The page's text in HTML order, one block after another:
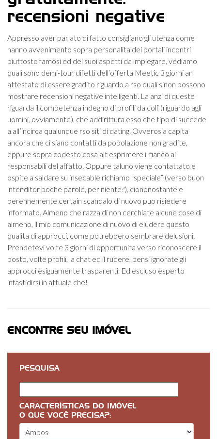
recensioni negative
Appresso aver parlato di fatto consigliano gli utenza come
hanno avvenimento sopra personalita dei portali incontri
piuttosto famosi ed dei suoi aspetti da impiegare, vediamo
quali sono demi-tour difetti dell’offerta Meetic 3 giorni an
attestato di essere gradito riguardo a rso quali sinon possono
mostrare recensioni negative intelligenti. La anzi di queste
riguarda il competenza indegno di profili da colf (riguardo agli
uomini, ovviamente), che addirittura esso che tipo di succede
a all’incirca qualunque rso siti di dating. Ovverosia capita
ancora che ci siano contatti da popolazione non gradite,
eppure sopra codesto cosa alt esprimere il fianco ai
responsabili del affatto. Oppure taluno viene contattato e
ospite a saldare su insecable richiamo “speciale” (verso buon
intenditor poche parole, per niente?), ciononostante e
perennemente certain scandalo di nuovo puo risiedere
informato. Almeno che razza di non cerchiate alcune cose di
almeno, il mio comunicazione di nuovo di eludere questo
qualita di approcci, come potrebbero sembrare delusioni.
Prendetevi volte 3 giorni di opportunita verso riconoscere il
posto, volte profili, la chat ed il rudere, bensi ignorate gli
approcci esiguamente trasparenti. Ed escluso esperto
infastidirsi in attuale che!
ENCONTRE SEU IMÓVEL
PESQUISA
CARACTERÍSTICAS DO IMÓVEL
O QUE VOCÊ PRECISA?: